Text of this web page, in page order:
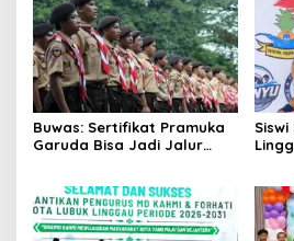
Buwas: Sertifikat Pramuka
Garuda Bisa Jadi Jalur
Siswi